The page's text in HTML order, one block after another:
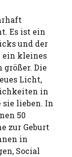
Es ist ein
und der
ein kleines
größer. Die
Licht,
in
sie lieben. In
50
zur Geburt
in
Social